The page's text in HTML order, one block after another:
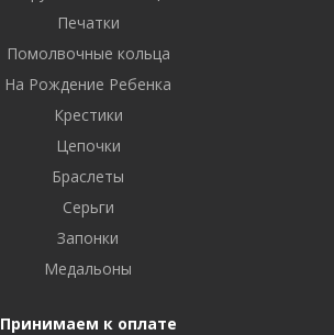
Печатки
Помолвочные кольца
На Рождение Ребенка
Крестики
Цепочки
Браслеты
Серьги
Запонки
Медальоны
Принимаем к оплате